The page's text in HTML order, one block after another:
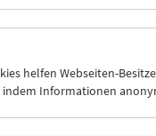
EUR 10,50
helfen Webseiten-
indem Informationen